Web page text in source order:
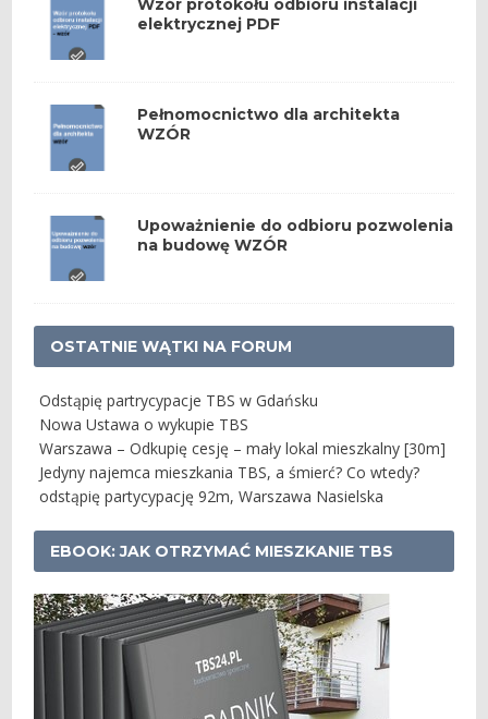
Wzór protokołu odbioru instalacji
elektrycznej PDF
Pełnomocnictwo dla architekta
WZÓR
Upoważnienie do odbioru pozwolenia
na budowę WZÓR
OSTATNIE WĄTKI NA FORUM
Odstąpię partrycypacje TBS w Gdańsku
Nowa Ustawa o wykupie TBS
Warszawa – Odkupię cesję – mały lokal mieszkalny [30m]
Jedyny najemca mieszkania TBS, a śmierć? Co wtedy?
odstąpię partycypację 92m, Warszawa Nasielska
EBOOK: JAK OTRZYMAĆ MIESZKANIE TBS